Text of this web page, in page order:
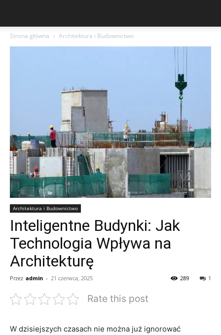
Strona główna Architektura i Budownictwo
Architektura i Budownictwo
Inteligentne Budynki: Jak
Technologia Wpływa na
Architekturę
Przez admin - 21 czerwca, 2025 1
289
Rate this post
W dzisiejszych czasach nie można już ignorować​